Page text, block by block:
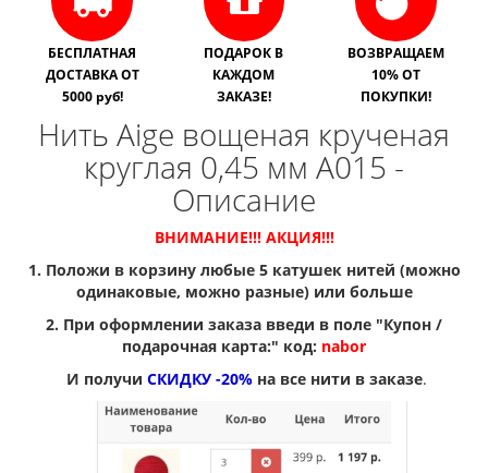
БЕСПЛАТНАЯ
ДОСТАВКА ОТ
5000 руб!
ПОДАРОК В
КАЖДОМ
ЗАКАЗЕ!
ВОЗВРАЩАЕМ
10% ОТ
ПОКУПКИ!
Нить Aige вощеная крученая
круглая 0,45 мм A015 -
Описание
ВНИМАНИЕ!!! АКЦИЯ!!!
1. Положи в корзину любые 5 катушек нитей (можно
одинаковые, можно разные) или больше
2. При оформлении заказа введи в поле "Купон /
подарочная карта:" код: nabor
И получи СКИДКУ -20%на все нити в заказе.